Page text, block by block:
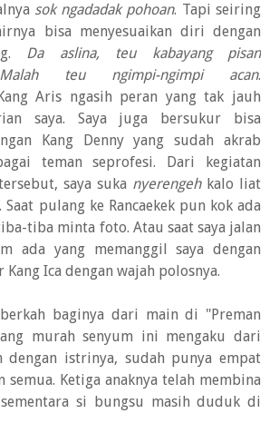
sok ngadadak pohoan. Tapi seiring
bisa menyesuaikan diri dengan
Da aslina, teu kabayang
pisan
Malah teu ngimpi-ngimpi acan.
Aris ngasih peran yang tak jauh
saya. Saya juga bersukur bisa
Kang Denny yang sudah akrab
teman seprofesi. Dari kegiatan
saya suka nyerengehkalo liat
Saat pulang ke Rancaekek pun kok ada
tiba minta foto. Atau saat saya jalan
ada yang memanggil saya dengan
Ica dengan wajah polosnya.
baginya dari main di "Preman
murah senyum ini mengaku dari
dengan istrinya, sudah punya empat
semua. Ketiga anaknya telah membina
si bungsu masih duduk di